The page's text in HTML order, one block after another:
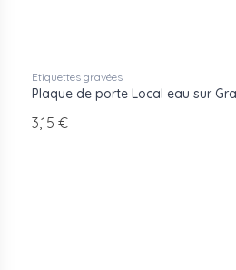
Etiquettes gravées
Plaque de porte Local eau sur
3,15 €